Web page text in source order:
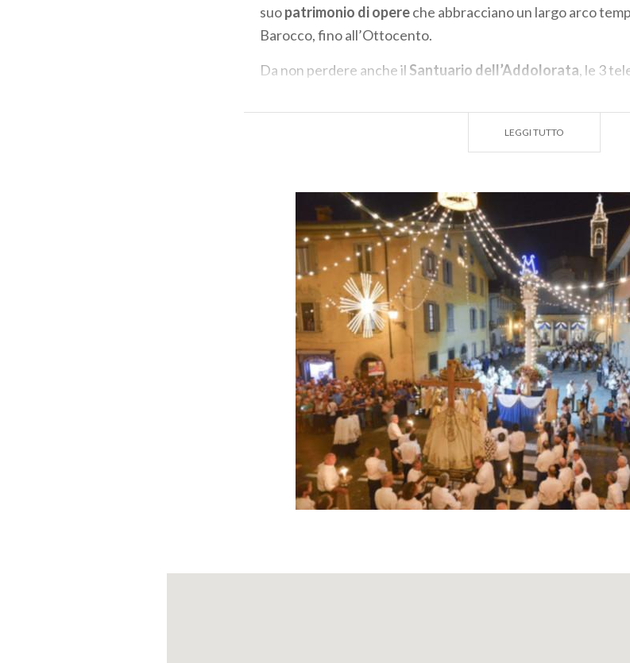
suopatrimonio di opereche abbracciano un largo arco
Barocco, fino all’Ottocento.
Da non perdere anche il Santuario dell’Addolorata, le 3
quadrata delMonastero dei Celestinie il Parco Suardi,
alla presenza di tantilocalidai diversi stili eristoranti
assaporare la tipica cucina bergamasca. Da segnalare, in
seratericche di musica e divertimento, per un quartiere che
riserva sorprese in tutti i periodi dell’anno.
LEGGI TUTTO